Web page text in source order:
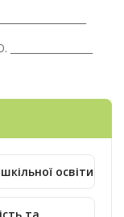
освіти